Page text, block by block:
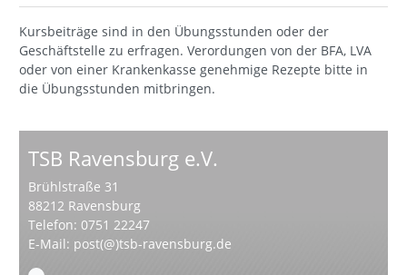
Kursbeiträge sind in den Übungsstunden oder der
Geschäftstelle zu erfragen. Verordungen von der BFA, LVA
oder von einer Krankenkasse genehmige Rezepte bitte in
die Übungsstunden mitbringen.
TSB Ravensburg e.V.
Brühlstraße 31
88212 Ravensburg
Telefon: 0751 22247
E-Mail: post(@)tsb-ravensburg.de